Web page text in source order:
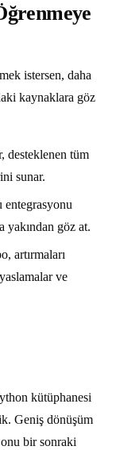
istersen, daha
kaynaklara göz
desteklenen tüm
sunar.
entegrasyonu
yakından göz at.
artırmaları
ve
kütüphanesi
Geniş dönüşüm
bir sonraki